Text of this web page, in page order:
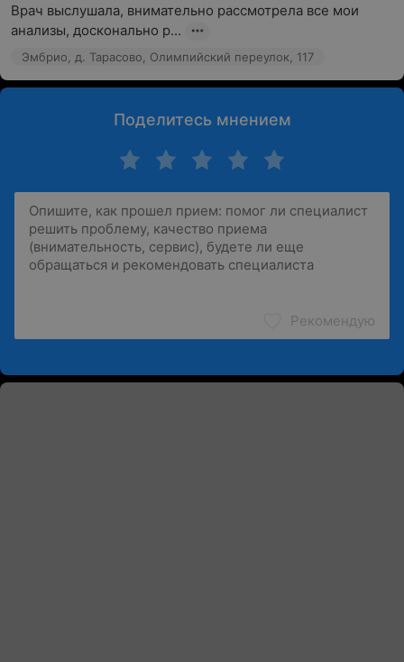
Врач выслушала, внимательно рассмотрела все мои
анализы, досконально р...
Эмбрио, д. Тарасово, Олимпийский переулок, 117
Поделитесь мнением
Рекомендую